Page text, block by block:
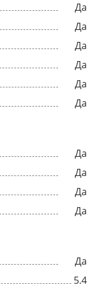
Да
Да
Да
Да
Да
Да
Да
Да
Да
Да
Да
5.4